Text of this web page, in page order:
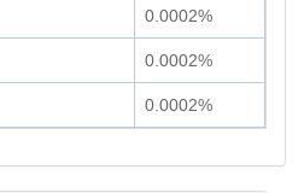
0.0002%
0.0002%
0.0002%